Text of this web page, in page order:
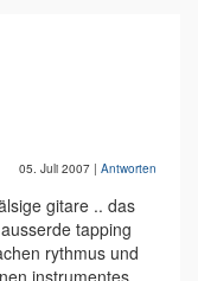
05. Juli 2007 | Antworten
gitare .. das
tapping
rythmus und